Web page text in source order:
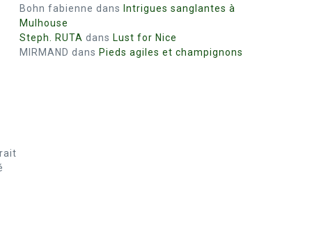
Bohn fabienne dans
Intrigues sanglantes à
Mulhouse
Steph. RUTA dans Lust for Nice
MIRMAND dans Pieds agiles et champignons